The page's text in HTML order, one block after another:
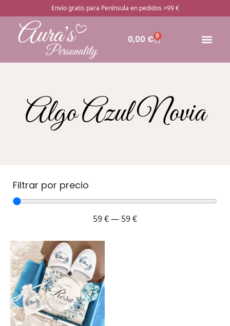
Envío gratis para Península en pedidos +99 €
0,00 € 0
Algo Azul Novia
Filtrar por precio
59€— 59€